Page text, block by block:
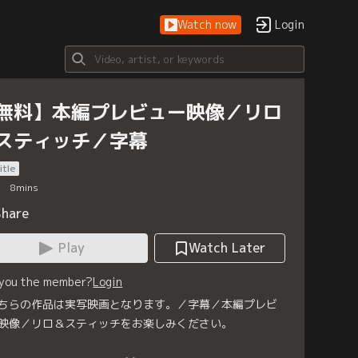
Watch now Login
料】本編プレビュー映像／リロ
ティッチ／字幕
8mins
Play
Watch Later
the member?Login
らの作品は実写映画となります。／字幕／本編プレビ
像／リロ＆スティッチをお楽しみください。